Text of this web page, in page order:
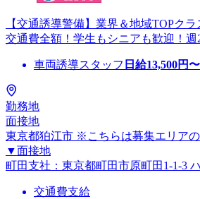
【交通誘導警備】業界＆地域TOPク
交通費全額！学生もシニアも歓迎！
車両誘導スタッフ 日給13,500円〜
勤務地
面接地
東京都狛江市 ※こちらは募集エリアの
▼面接地
町田支社：東京都町田市原町田1-1-3
交通費支給